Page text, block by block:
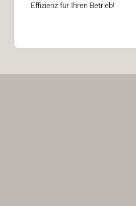
Effizienz für Ihren Betrieb!